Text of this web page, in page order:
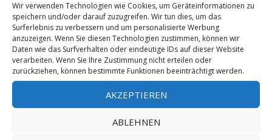
Wir verwenden Technologien wie Cookies, um Geräteinformationen zu
speichern und/oder darauf zuzugreifen. Wir tun dies, um das
Surferlebnis zu verbessern und um personalisierte Werbung
anzuzeigen. Wenn Sie diesen Technologien zustimmen, können wir
Daten wie das Surfverhalten oder eindeutige IDs auf dieser Website
verarbeiten. Wenn Sie Ihre Zustimmung nicht erteilen oder
zurückziehen, können bestimmte Funktionen beeinträchtigt werden.
AKZEPTIEREN
ABLEHNEN
Video: Isabelle Faus wiederholt
„Memory is Parallax“ 8B+ – Der
Kletterblock- […] berichtet konnte
sich Isabelle Faus mit Dave
Grahams „Memory is Parallax“
ihren dritten 8B+ […]